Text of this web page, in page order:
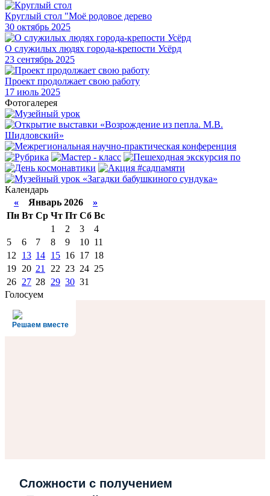
Круглый стол "Моё родовое дерево
30 октябрь 2025
О служилых людях города-крепости Усёрд
23 сентябрь 2025
Проект продолжает свою работу
17 июль 2025
Фотогалерея
Календарь
« Январь 2026 »
Пн Вт Ср Чт Пт Сб Вс
1
2 3
4
5
6 7 8 9 10 11
12
13 14 15 16 17 18
19 20 21 22 23 24 25
26 27 28 29 30 31
Голосуем
Решаем вместе
Сложности с получением